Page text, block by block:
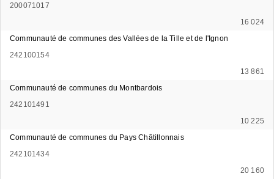
200071017
16 024
Communauté de communes des Vallées de la Tille et de l'Ignon
242100154
13 861
Communauté de communes du Montbardois
242101491
10 225
Communauté de communes du Pays Châtillonnais
242101434
20 160